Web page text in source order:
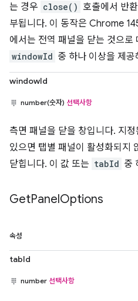
는 경우 close() 호출에서 반
부됩니다. 이 동작은 Chrome
에서는 전역 패널을 닫는 것으로
windowId 중 하나 이상을 제공
windowId
number(숫자) 선택사항
측면 패널을 닫을 창입니다. 지
있으면 탭별 패널이 활성화되지
닫힙니다. 이 값 또는 tabId 중
GetPanelOptions
속성
tabId
number 선택사항